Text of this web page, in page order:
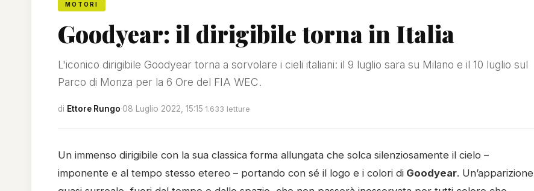
MOTORI
Goodyear: il dirigibile torna in Italia
L'iconico dirigibile Goodyear torna a sorvolare i cieli italiani: il 9 luglio sara su Milano e il 10 luglio sul
Parco di Monza per la 6 Ore del FIA WEC.
di Ettore Rungo·08 Luglio 2022, 15:15·1.633 letture
Un immenso dirigibile con la sua classica forma allungata che solca silenziosamente il cielo –
imponente e al tempo stesso etereo – portando con sé il logo e i colori di Goodyear. Un’apparizione